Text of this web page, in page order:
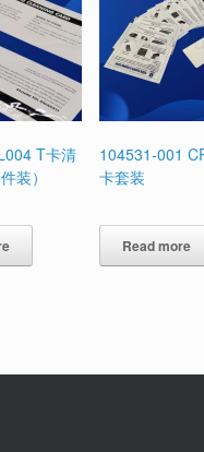
T卡清
装）
104531-001
卡套装
Read more